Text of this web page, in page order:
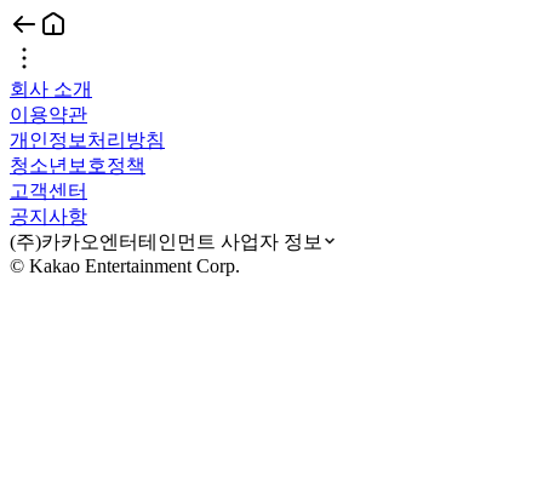
회사 소개
이용약관
개인정보처리방침
청소년보호정책
고객센터
공지사항
(주)카카오엔터테인먼트 사업자 정보
© Kakao Entertainment Corp.